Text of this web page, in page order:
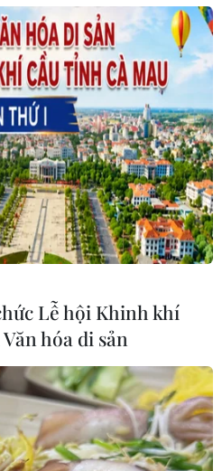
Lễ hội Khinh khí
hóa di sản